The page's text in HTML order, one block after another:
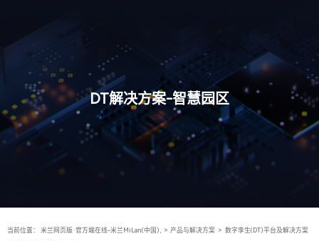
DT解决方案-智慧园区
当前位置： 米兰网页版·官方端在线-米兰MiLan(中国), > 产品与解决方案 > 数字孪生(DT)平台及解决方案